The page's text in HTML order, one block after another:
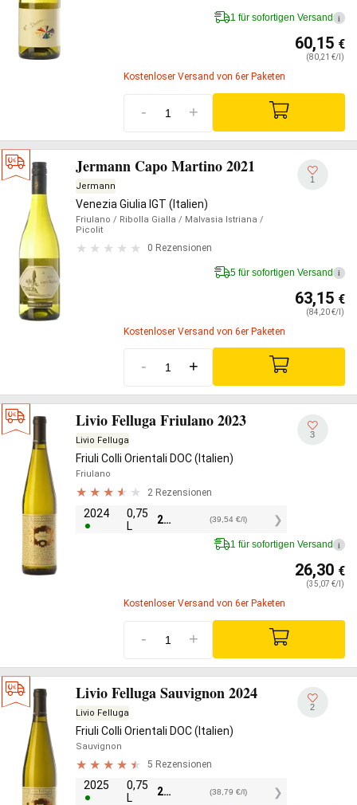
1 für sofortigen Versand i
60,15 €
(80,21 €/l)
Kostenloser Versand von 6er Paketen
- +
Jermann Capo Martino 2021
Jermann
Venezia Giulia IGT (Italien)
Friulano / Ribolla Gialla / Malvasia Istriana /
Picolit
0 Rezensionen
1
5 für sofortigen Versand i
63,15 €
(84,20 €/l)
Kostenloser Versand von 6er Paketen
- +
Livio Felluga Friulano 2023
Livio Felluga
Friuli Colli Orientali DOC (Italien)
Friulano
2 Rezensionen
2024
0,75
L
29,65 (39,54 €/l)
3
1 für sofortigen Versand i
26,30 €
(35,07 €/l)
Kostenloser Versand von 6er Paketen
- +
Livio Felluga Sauvignon 2024
Livio Felluga
Friuli Colli Orientali DOC (Italien)
Sauvignon
5 Rezensionen
2025
0,75
L
29,10 (38,79 €/l)
2